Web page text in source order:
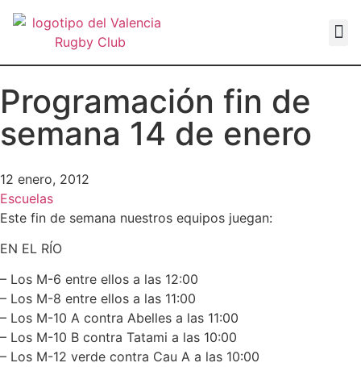
Programación fin de
semana 14 de enero
12 enero, 2012
Escuelas
Este fin de semana nuestros equipos juegan:
EN EL RÍO
– Los M-6 entre ellos a las 12:00
– Los M-8 entre ellos a las 11:00
– Los M-10 A contra Abelles a las 11:00
– Los M-10 B contra Tatami a las 10:00
– Los M-12 verde contra Cau A a las 10:00